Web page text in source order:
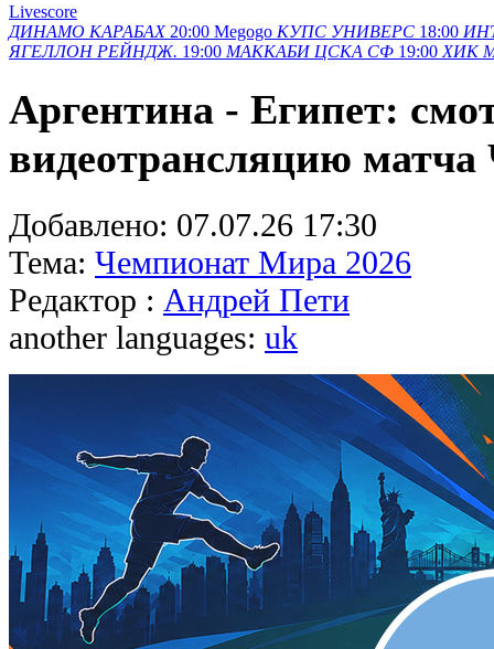
Livescore
ДИНАМО КАРАБАХ 20:00 Megogo КУПС УНИВЕРС 18:00
ЯГЕЛЛОН РЕЙНДЖ. 19:00 МАККАБИ ЦСКА СФ 19:00 ХИК
Аргентина - Египет:
видеотрансляцию
Добавлено: 07.07.26 17:30
Тема: Чемпионат Мира 2026
Редактор : Андрей Пети
another languages: uk